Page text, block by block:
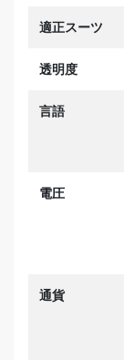
適正スーツ
透明度
言語
電圧
通貨